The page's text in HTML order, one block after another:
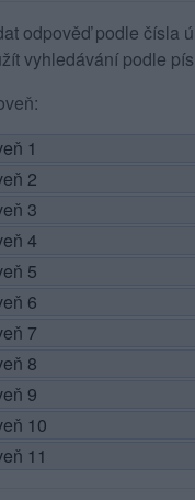
odpověď podle čísla
vyhledávání podle
1
2
3
4
5
6
7
8
9
10
11